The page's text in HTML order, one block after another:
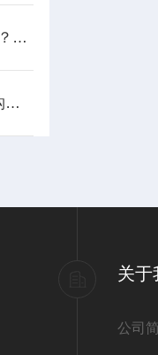
《流浪地球2》的科技有多硬？工业移动机器人首登大银幕
详细解析CPU模块的内部结构及其功能
关于
公司